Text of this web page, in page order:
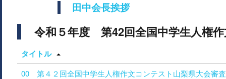
田中会長挨拶
令和５年度 第42回全国中学生人権
タイトル
00 第４２回全国中学生人権作文コンテスト山梨県大会審